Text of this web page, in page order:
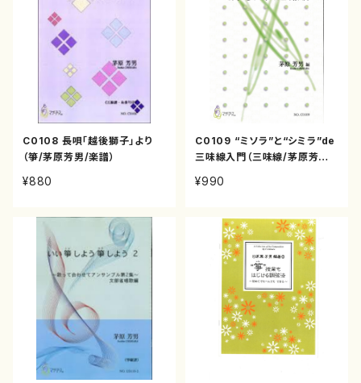
C0108 長唄「越後獅子」より
（箏/茅原芳男/楽譜）
¥880
C0109 “ミソラ”と“シミラ”de
三味線入門（三味線/茅原芳男/
¥990